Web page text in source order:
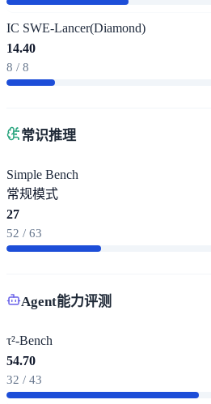
IC SWE-Lancer(Diamond)
14.40
8 / 8
常识推理
Simple Bench
常规模式
27
52 / 63
Agent能力评测
τ²-Bench
54.70
32 / 43